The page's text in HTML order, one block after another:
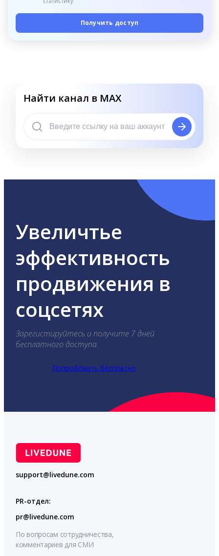
Получить доступ
Найти канал в MAX
Увеличтье
эффективность
продвижения в
соцсетях
Зарегистируйтесь и получите 7 дней
бесплатного доступа.
Попробовать бесплатно
support@livedune.com
PR-отдел:
pr@livedune.com
По вопросам сотрудничества,
комментариев для СМИ